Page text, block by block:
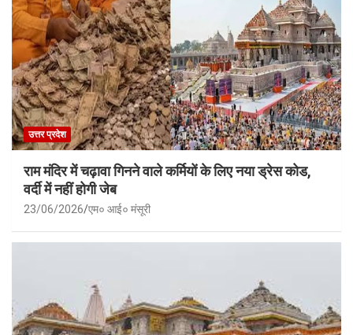
उत्तर प्रदेश
राम मंदिर में चढ़ावा गिनने वाले कर्मियों के लिए नया ड्रेस कोड,
वर्दी में नहीं होगी जेब
23/06/2026 एम० आई० मंसूरी